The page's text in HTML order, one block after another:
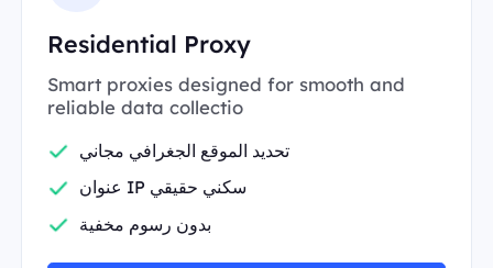
Residential Proxy
Smart proxies designed for smooth and
reliable data collectio
تحديد الموقع الجغرافي مجاني
عنوان IP سكني حقيقي
بدون رسوم مخفية